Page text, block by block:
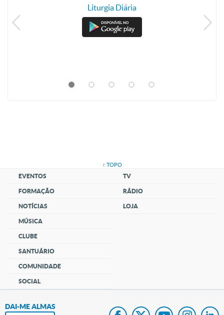
Liturgia Diária
↑ TOPO
EVENTOS
FORMAÇÃO
NOTÍCIAS
MÚSICA
CLUBE
SANTUÁRIO
COMUNIDADE
SOCIAL
TV
RÁDIO
LOJA
DAI-ME ALMAS